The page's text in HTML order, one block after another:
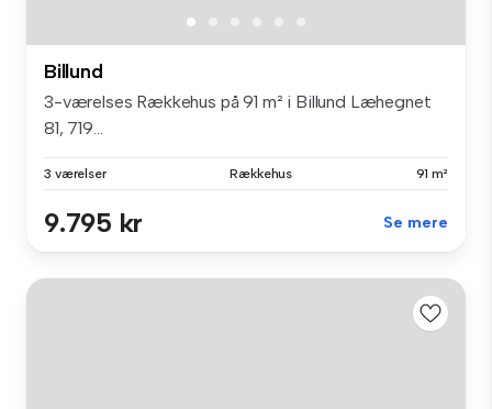
Billund
3-værelses Rækkehus på 91 m² i Billund Læhegnet
81, 719...
3 værelser Rækkehus 91 m²
9.795 kr Se mere